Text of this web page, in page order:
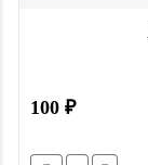
100 ₽